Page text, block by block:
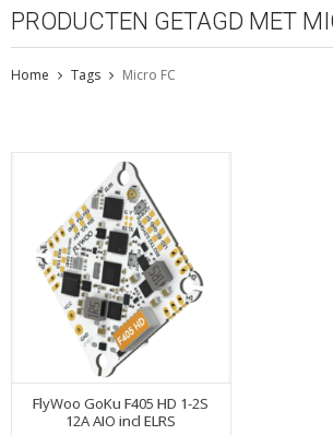
PRODUCTEN GETAGD MET
Home Tags Micro FC
FlyWoo GoKu F405 HD 1-2S
12A AIO incl ELRS